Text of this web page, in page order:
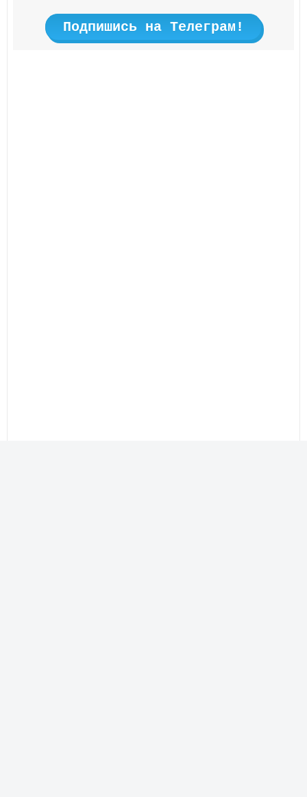
Подпишись на Телеграм!